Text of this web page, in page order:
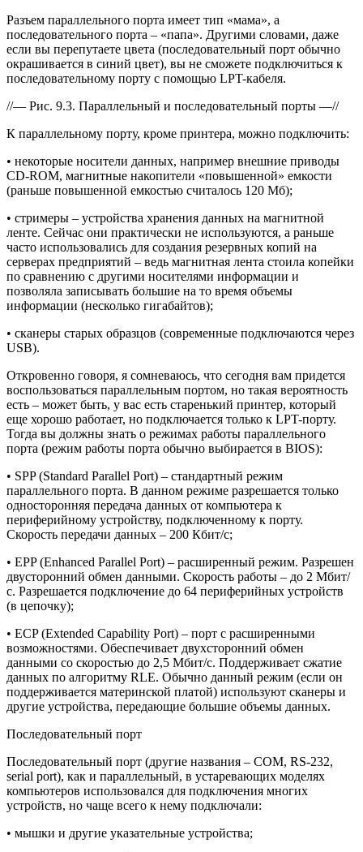
Разъем параллельного порта имеет тип «мама», а
последовательного порта – «папа». Другими словами, даже
если вы перепутаете цвета (последовательный порт обычно
окрашивается в синий цвет), вы не сможете подключиться к
последовательному порту с помощью LPT-кабеля.
//— Рис. 9.3. Параллельный и последовательный порты —//
К параллельному порту, кроме принтера, можно подключить:
• некоторые носители данных, например внешние приводы
CD-ROM, магнитные накопители «повышенной» емкости
(раньше повышенной емкостью считалось 120 Мб);
• стримеры – устройства хранения данных на магнитной
ленте. Сейчас они практически не используются, а раньше
часто использовались для создания резервных копий на
серверах предприятий – ведь магнитная лента стоила копейки
по сравнению с другими носителями информации и
позволяла записывать большие на то время объемы
информации (несколько гигабайтов);
• сканеры старых образцов (современные подключаются через
USB).
Откровенно говоря, я сомневаюсь, что сегодня вам придется
воспользоваться параллельным портом, но такая вероятность
есть – может быть, у вас есть старенький принтер, который
еще хорошо работает, но подключается только к LPT-порту.
Тогда вы должны знать о режимах работы параллельного
порта (режим работы порта обычно выбирается в BIOS):
• SPP (Standard Parallel Port) – стандартный режим
параллельного порта. В данном режиме разрешается только
односторонняя передача данных от компьютера к
периферийному устройству, подключенному к порту.
Скорость передачи данных – 200 Кбит/с;
• EPP (Enhanced Parallel Port) – расширенный режим. Разрешен
двусторонний обмен данными. Скорость работы – до 2 Мбит/
с. Разрешается подключение до 64 периферийных устройств
(в цепочку);
• ECP (Extended Capability Port) – порт с расширенными
возможностями. Обеспечивает двухсторонний обмен
данными со скоростью до 2,5 Мбит/с. Поддерживает сжатие
данных по алгоритму RLE. Обычно данный режим (если он
поддерживается материнской платой) используют сканеры и
другие устройства, передающие большие объемы данных.
Последовательный порт
Последовательный порт (другие названия – COM, RS-232,
serial port), как и параллельный, в устаревающих моделях
компьютеров использовался для подключения многих
устройств, но чаще всего к нему подключали:
• мышки и другие указательные устройства;